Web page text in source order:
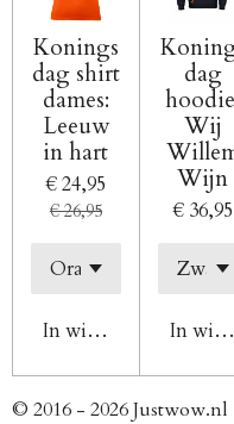
Konings
dag shirt
dames:
Leeuw
in hart
€ 24,95
€ 26,95
In winkelwagen
dag
Wij
Wijn
€ 36,95
In
© 2016 - 2026 Justwow.nl